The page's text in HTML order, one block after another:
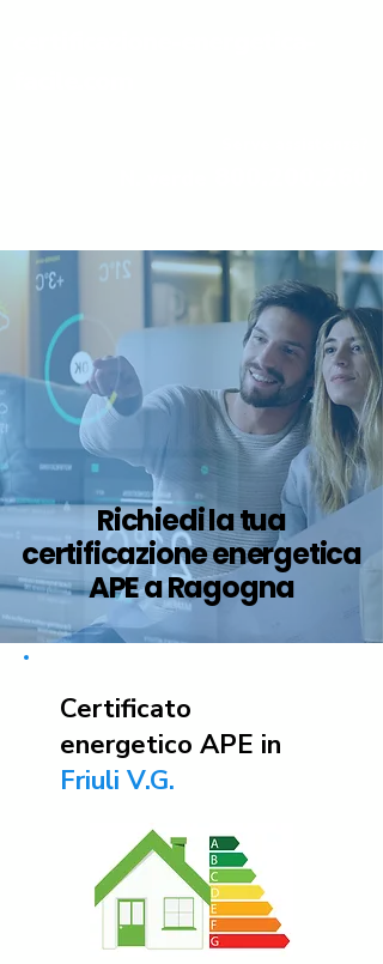
Richiedi la tua
certificazione energetica
APE a Ragogna
Certificato
energetico APE in
Friuli V.G.